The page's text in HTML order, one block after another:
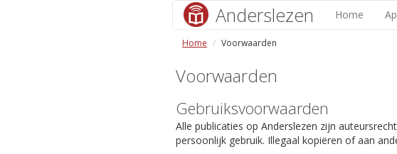
Anderslezen Home
Home Voorwaarden
Voorwaarden
Gebruiksvoorwaarden
Alle publicaties op Anderslezen zijn
persoonlijk gebruik. Illegaal kopiëren of aan